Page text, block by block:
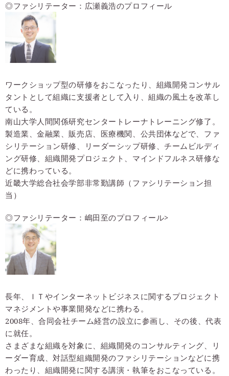
◎ファシリテーター：広瀬義浩のプロフィール
ワークショップ型の研修をおこなったり、組織開発コンサル
タントとして組織に支援者として入り、組織の風土を改革し
ている。
南山大学人間関係研究センタートレーナトレーニング修了。
製造業、金融業、販売店、医療機関、公共団体などで、ファ
シリテーション研修、リーダーシップ研修、チームビルディ
ング研修、組織開発プロジェクト、マインドフルネス研修な
どに携わっている。
近畿大学総合社会学部非常勤講師（ファシリテーション担
当）
◎ファシリテーター：嶋田至のプロフィール>
長年、ＩＴやインターネットビジネスに関するプロジェクト
マネジメントや事業開発などに携わる。
2008年、合同会社チーム経営の設立に参画し、その後、代表
に就任。
さまざまな組織を対象に、組織開発のコンサルティング、リ
ーダー育成、対話型組織開発のファシリテーションなどに携
わったり、組織開発に関する講演・執筆をおこなっている。